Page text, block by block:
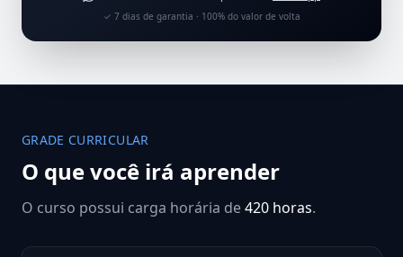
✓ 7 dias de garantia · 100% do valor de volta
GRADE CURRICULAR
O que você irá aprender
O curso possui carga horária de420 horas.